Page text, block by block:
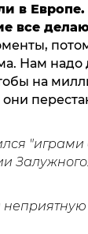
в
все
Нам надо
на
Залужного.